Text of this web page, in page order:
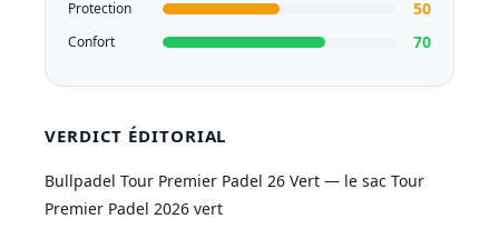
Protection 50
Confort 70
VERDICT ÉDITORIAL
Bullpadel Tour Premier Padel 26 Vert — le sac Tour
Premier Padel 2026 vert